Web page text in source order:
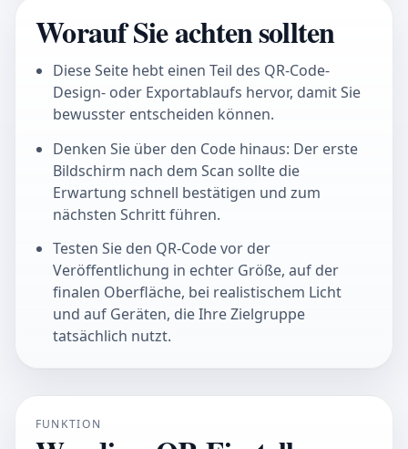
Worauf Sie achten sollten
Diese Seite hebt einen Teil des QR-Code-
Design- oder Exportablaufs hervor, damit Sie
bewusster entscheiden können.
Denken Sie über den Code hinaus: Der erste
Bildschirm nach dem Scan sollte die
Erwartung schnell bestätigen und zum
nächsten Schritt führen.
Testen Sie den QR-Code vor der
Veröffentlichung in echter Größe, auf der
finalen Oberfläche, bei realistischem Licht
und auf Geräten, die Ihre Zielgruppe
tatsächlich nutzt.
FUNKTION